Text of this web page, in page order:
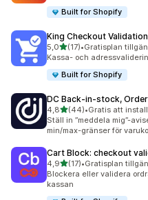
Built for Shopify
King Checkout Validation
5,0av 5 stjärnor
(17)
17 recensioner totalt
•Gratisplan
Kassa- och
Built for Shopify
DC Back‑in‑stock,
4,8av 5 stjärnor
(44)
44 recensioner totalt
•Gratis att
Ställ in ”meddela mig”-
min/max-gränser för
Cart Block: checkout
4,9av 5 stjärnor
(17)
17 recensioner totalt
•Gratisplan
Blockera eller validera
kassan